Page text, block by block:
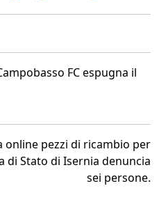
FC espugna il
online pezzi di ricambio per
di Stato di Isernia denuncia
sei persone.